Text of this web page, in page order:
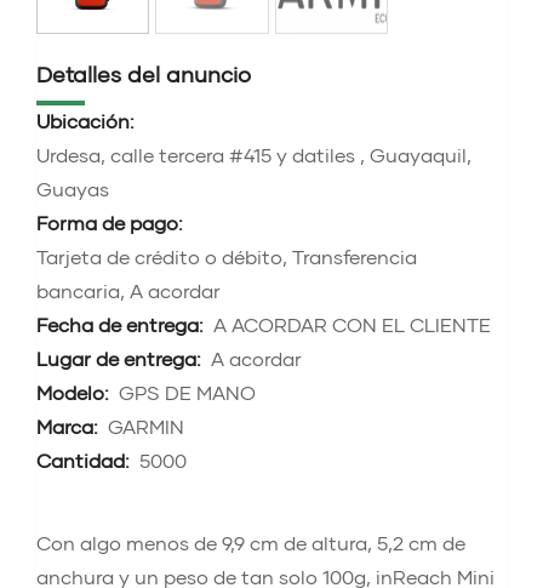
Detalles del anuncio
Ubicación:
Urdesa, calle tercera #415 y datiles , Guayaquil,
Guayas
Forma de pago:
Tarjeta de crédito o débito, Transferencia
bancaria, A acordar
Fecha de entrega: A ACORDAR CON EL CLIENTE
Lugar de entrega: A acordar
Modelo: GPS DE MANO
Marca: GARMIN
Cantidad: 5000
Con algo menos de 9,9 cm de altura, 5,2 cm de
anchura y un peso de tan solo 100g, inReach Mini